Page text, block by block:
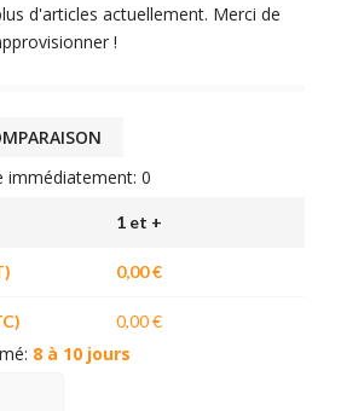
d'articles actuellement. Merci de
!
immédiatement: 0
1 et +
0,00 €
0,00 €
8 à 10 jours